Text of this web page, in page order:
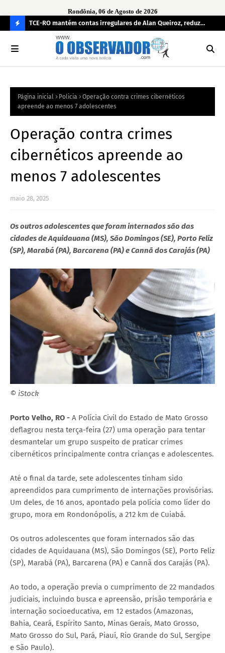
Rondônia, 06 de Agosto de 2026
O
R
TCE-RO mantém contas irregulares de Alan Queiroz, reduz
multa e caso pode gerar Inelegibilidade
Página inicial Policia
Operação contra crimes cibernéticos
apreende ao menos 7 adolescentes
Operação contra crimes
cibernéticos apreende ao
menos 7 adolescentes
maio 28, 2025
Os outros adolescentes que foram internados são das
cidades de Aquidauana (MS), São Domingos (SE), Porto Feliz
(SP), Marabá (PA), Barcarena (PA) e Cannã dos Carajás (PA)
© iStock
Porto Velho, RO - A Polícia Civil do Estado de Mato Grosso
deflagrou nesta terça-feira (27) uma operação para tentar
desmantelar um grupo suspeito de praticar crimes
cibernéticos principalmente contra crianças e adolescentes.
Até o final da tarde, sete adolescentes tinham sido
apreendidos para cumprimento de internações provisórias.
Um deles, de 16 anos, apontado pela polícia como líder do
grupo, mora em Rondonópolis, a 212 km de Cuiabá.
Os outros adolescentes que foram internados são das
cidades de Aquidauana (MS), São Domingos (SE), Porto Feliz
(SP), Marabá (PA), Barcarena (PA) e Cannã dos Carajás (PA).
Ao todo, a operação previa o cumprimento de 22 mandados
judiciais, incluindo busca e apreensão, prisão temporária e
internação socioeducativa, em 12 estados (Amazonas,
Bahia, Ceará, Espírito Santo, Minas Gerais, Mato Grosso,
Mato Grosso do Sul, Pará, Piauí, Rio Grande do Sul, Sergipe
e São Paulo).